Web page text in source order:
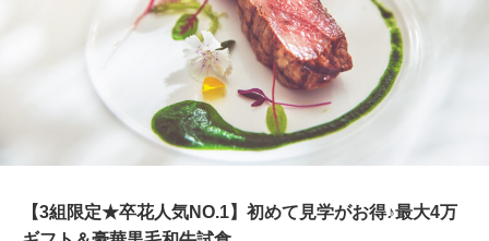
【3組限定★卒花人気NO.1】初めて見学がお得♪最大4万